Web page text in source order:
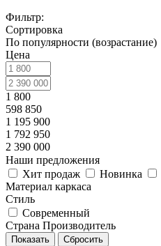
Фильтр:
Сортировка
По популярности (возрастание)
Цена
1 800
598 850
1 195 900
1 792 950
2 390 000
Наши предложения
Хит продаж
Новинка
Материал каркаса
Стиль
Современный
Страна Производитель
Показать Сбросить